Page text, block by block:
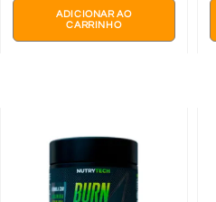
ADICIONAR AO
CARRINHO